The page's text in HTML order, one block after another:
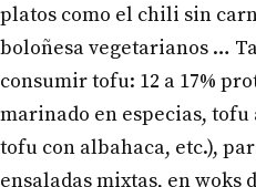
platos como el chili sin
boloñesa vegetarianos …
consumir tofu: 12 a 17%
marinado en especias, tofu
tofu con albahaca, etc.),
ensaladas mixtas, en woks